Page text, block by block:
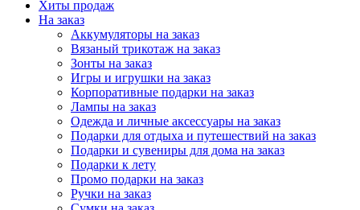
Хиты продаж
На заказ
Аккумуляторы на заказ
Вязаный трикотаж на заказ
Зонты на заказ
Игры и игрушки на заказ
Корпоративные подарки на заказ
Лампы на заказ
Одежда и личные аксессуары на заказ
Подарки для отдыха и путешествий на заказ
Подарки и сувениры для дома на заказ
Подарки к лету
Промо подарки на заказ
Ручки на заказ